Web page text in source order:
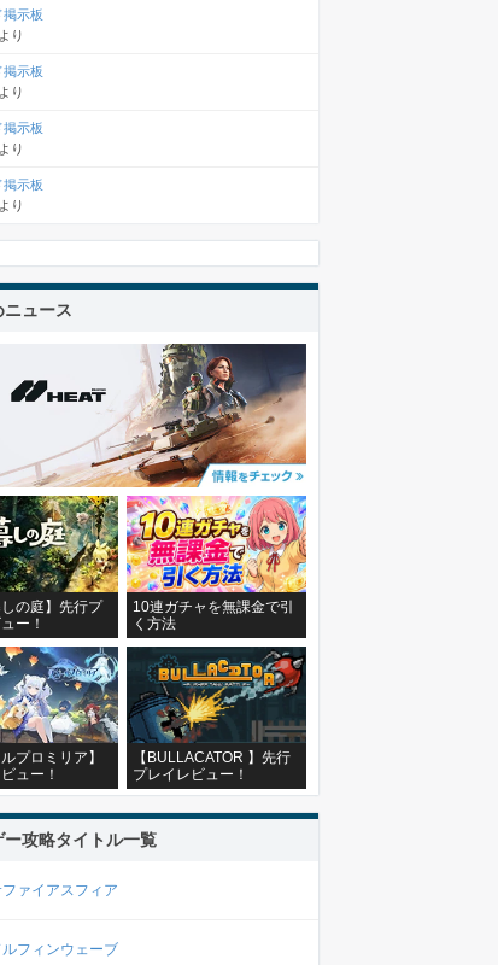
掲示板
より
掲示板
より
掲示板
より
掲示板
より
ニュース
しの庭】先行プ
ー！
10連ガチャを無課金で引
く方法
ルプロミリア】
ュー！
【BULLACATOR 】先行
プレイレビュー！
ー攻略タイトル一覧
ァイアスフィア
ルフィンウェーブ